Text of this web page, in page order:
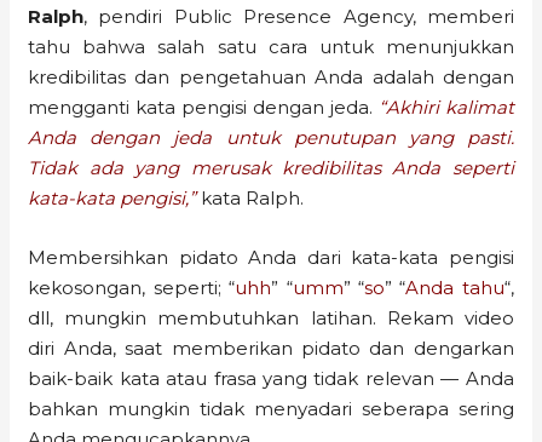
Ralph, pendiri Public Presence Agency, memberi
tahu bahwa salah satu cara untuk menunjukkan
kredibilitas dan pengetahuan Anda adalah dengan
mengganti kata pengisi dengan jeda. “Akhiri kalimat
Anda dengan jeda untuk penutupan yang pasti.
Tidak ada yang merusak kredibilitas Anda seperti
kata-kata pengisi,”kata Ralph.
Membersihkan pidato Anda dari kata-kata pengisi
kekosongan, seperti; “uhh” “umm” “so” “Anda tahu“,
dll, mungkin membutuhkan latihan. Rekam video
diri Anda, saat memberikan pidato dan dengarkan
baik-baik kata atau frasa yang tidak relevan — Anda
bahkan mungkin tidak menyadari seberapa sering